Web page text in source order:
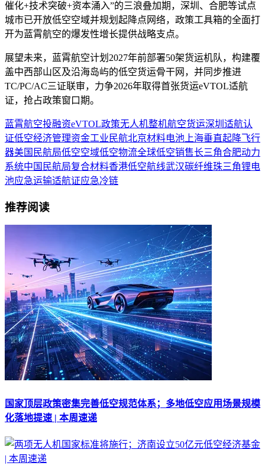
催化+技术突破+资本涌入”的三浪叠加期，深圳、合肥等试点
城市已开放低空空域并规划起降点网络，政策工具箱的全面打
开为蓝霄航空的爆发性增长提供战略支点。
展望未来，蓝霄航空计划2027年前部署50架货运机队，构建覆
盖中西部山区及沿海岛屿的低空货运骨干网，并同步推进
TC/PC/AC三证联审，力争2026年取得首张货运eVTOL适航
证，抢占政策窗口期。
蓝霄航空投融资eVTOL政策无人机整机航空货运深圳 适航认
证低空经济管理资金工业 民航北京材料电池 上海垂直起降飞行
器美国 民航局低空空域低空物流全球低空销售长三角合肥动力
系统中国民航局复合材料香港低空航线武汉碳纤维珠三角锂电
池应急运输适航证应急冷链
推荐阅读
国家顶层政策密集完善低空规范体系；多地低空应用场景规模
化落地提速 | 本周速递